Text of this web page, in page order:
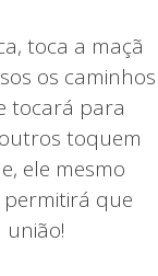
toca a maçã
os caminhos
tocará para
toquem
ele mesmo
que